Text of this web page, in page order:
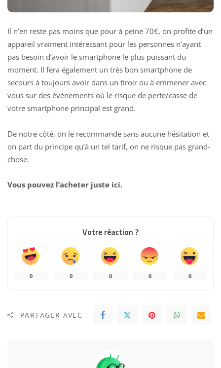
Il n’en reste pas moins que pour à peine 70€, on profite d’un
appareil vraiment intéressant pour les personnes n’ayant
pas besoin d’avoir le smartphone le plus puissant du
moment. Il fera également un très bon smartphone de
secours à toujours avoir dans un tiroir ou à emmener avec
vous sur des évènements où le risque de perte/casse de
votre smartphone principal est grand.
De notre côté, on le recommande sans aucune hésitation et
on part du principe qu’à un tel tarif, on ne risque pas grand-
chose.
Vous pouvez l’acheter juste ici.
Votre réaction ?
0 0 0 0 0
PARTAGER AVEC